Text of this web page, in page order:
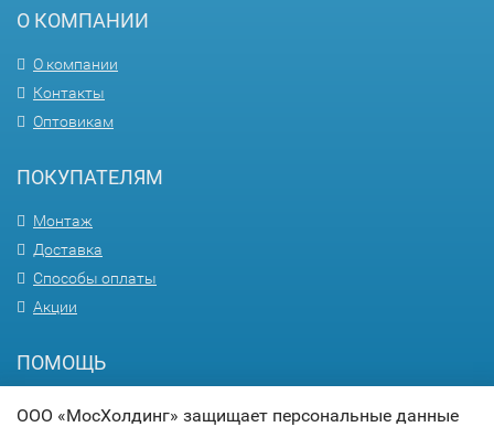
О КОМПАНИИ
О компании
Контакты
Оптовикам
ПОКУПАТЕЛЯМ
Монтаж
Доставка
Способы оплаты
Акции
ПОМОЩЬ
Вопрос-ответ
ООО «МосХолдинг» защищает персональные данные